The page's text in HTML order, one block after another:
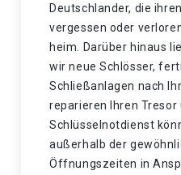
Deutschlander, die
vergessen oder
heim. Darüber hinaus
wir neue Schlösser,
Schließanlagen nach
reparieren Ihren Tresor
Schlüsselnotdienst
außerhalb der
Öffnungszeiten in